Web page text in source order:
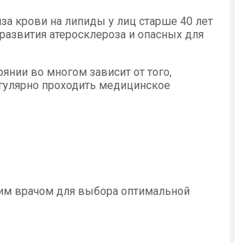
крови на липиды у лиц старше 40 лет
атеросклероза и опасных для
во многом зависит от того,
проходить медицинское
врачом для выбора оптимальной